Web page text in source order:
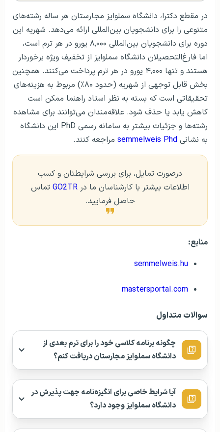
در مقطع دکترا، دانشگاه سملوایز مجارستان هر ساله رشته‌های
متنوعی را برای دانشجویان بین‌المللی ارائه می‌دهد. شهریه این
دوره برای دانشجویان بین‌المللی ۸٬۰۰۰ یورو در هر ترم است،
اما فارغ‌التحصیلان دانشگاه سملوایز از تخفیف ویژه برخوردار
هستند و تنها ۴٬۰۰۰ یورو در هر ترم پرداخت می‌کنند. همچنین
بخش قابل توجهی از شهریه (حدود ۸۰٪) مربوط به هزینه‌های
تحقیقاتی است که بسته به نظر استاد راهنما ممکن است
کاهش یابد یا حذف شود. علاقه‌مندان می‌توانند برای مشاهده
رشته‌ها و جزئیات بیشتر به سامانه رسمی PhD این دانشگاه
به نشانی semmelweis Phd مراجعه کنند.
درصورت تمایل، برای بررسی شرایطتان و کسب
اطلاعات بیشتر با کارشناسان ما درGO2TR تماس
حاصل فرمایید.
منابع:
semmelweis.hu
mastersportal.com
سوالات متداول
چگونه برنامه کلاسی خود را برای ترم بعدی از
دانشگاه سملوایز مجارستان دریافت کنم؟
آیا شرایط خاصی برای انگیزه‌نامه جهت پذیرش در
دانشگاه سملوایز وجود دارد؟